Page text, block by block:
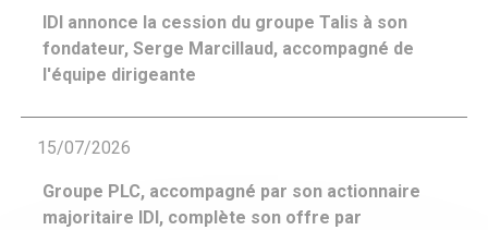
IDI annonce la cession du groupe Talis à son
fondateur, Serge Marcillaud, accompagné de
l'équipe dirigeante
15/07/2026
Groupe PLC, accompagné par son actionnaire
majoritaire IDI, complète son offre par